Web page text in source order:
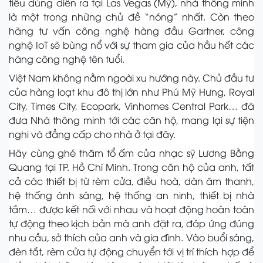
tiêu dùng diễn ra tại Las Vegas (Mỹ), nhà thông minh
là một trong những chủ đề “nóng” nhất. Còn theo
hãng tư vấn công nghệ hàng đầu Gartner, công
nghệ IoT sẽ bùng nổ với sự tham gia của hầu hết các
hãng công nghệ tên tuổi.
Việt Nam không nằm ngoài xu hướng này. Chủ đầu tư
của hàng loạt khu đô thị lớn như Phú Mỹ Hưng, Royal
City, Times City, Ecopark, Vinhomes Central Park… đã
đưa Nhà thông minh tới các căn hộ, mang lại sự tiện
nghi và đẳng cấp cho nhà ở tại đây.
Hãy cùng ghé thăm tổ ấm của nhạc sỹ Lương Bằng
Quang tại TP. Hồ Chí Minh. Trong căn hộ của anh, tất
cả các thiết bị từ rèm cửa, điều hoà, dàn âm thanh,
hệ thống ánh sáng, hệ thống an ninh, thiết bị nhà
tắm… được kết nối với nhau và hoạt động hoàn toàn
tự động theo kịch bản mà anh đặt ra, đáp ứng đúng
nhu cầu, sở thích của anh và gia đình. Vào buổi sáng,
đèn tắt, rèm cửa tự động chuyển tới vị trí thích hợp để